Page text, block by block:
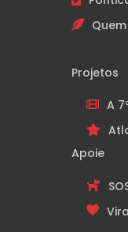
Projetos
A
Apoie